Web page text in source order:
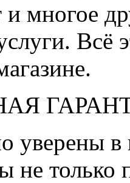
и многое
Всё
в
не